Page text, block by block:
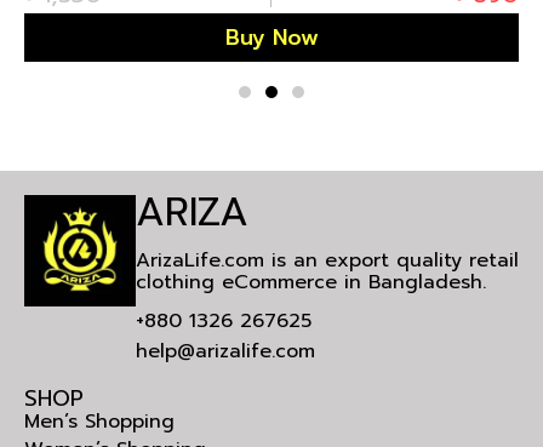
Buy Now
ARIZA
ArizaLife.com is an export quality retail
clothing eCommerce in Bangladesh.
+880 1326 267625
help@arizalife.com
SHOP
Men’s Shopping